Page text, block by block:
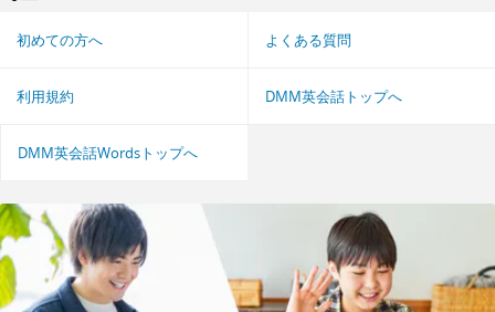
初めての方へ よくある質問
利用規約 DMM英会話トップへ
DMM英会話Wordsトップへ